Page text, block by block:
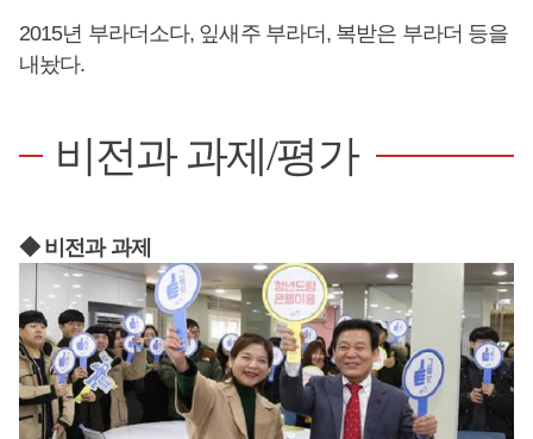
2015년 부라더소다, 잎새주 부라더, 복받은 부라더 등을
내놨다.
비전과 과제/평가
◆ 비전과 과제